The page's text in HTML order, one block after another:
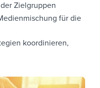
Zielgruppen
für die
koordinieren,